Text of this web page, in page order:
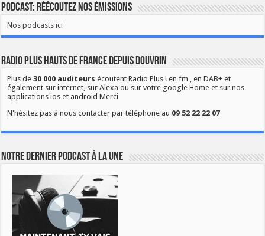
Podcast: Réécoutez nos émissions
Nos podcasts ici
Radio Plus Hauts de France depuis Douvrin
Plus de30 000 auditeurs écoutent Radio Plus ! en fm , en DAB+ et
également sur internet, sur Alexa ou sur votre google Home et sur nos
applications ios et android Merci
N'hésitez pas à nous contacter par téléphone au 09 52 22 22 07
Notre dernier podcast à la une